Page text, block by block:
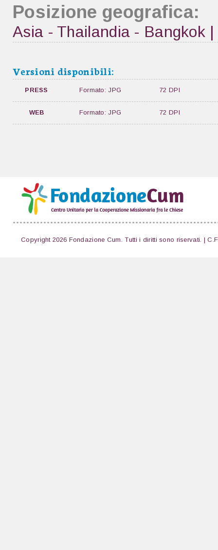
Posizione geografica:
Asia - Thailandia - Bangkok
Versioni disponibili:
PRESS Formato: JPG 72 DPI
WEB Formato: JPG 72 DPI
Copyright 2026 Fondazione Cum. Tutti i diritti sono riservati. |